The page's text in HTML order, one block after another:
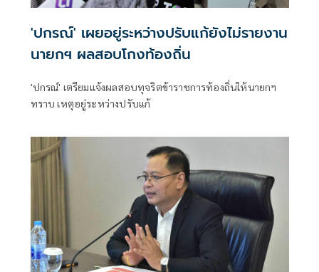
'ปกรณ์' เผยอยู่ระหว่างปรับแก้ยังไม่รายงาน
นายกฯ ผลสอบโกงท้องถิ่น
'ปกรณ์' เตรียมแจ้งผลสอบทุจริตข้าราชการท้องถิ่นให้นายกฯ
ทราบ เหตุอยู่ระหว่างปรับแก้